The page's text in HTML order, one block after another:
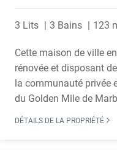
3 Lits 3 Bains 123
Cette maison de ville
rénovée et disposant
la communauté privée
du Golden Mile de
DÉTAILS DE LA PROPRIÉTÉ